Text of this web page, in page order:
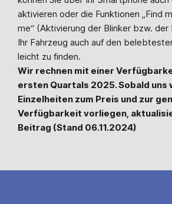
aktivieren oder die Funktionen „Find
me“ (Aktivierung der Blinker bzw. der
Ihr Fahrzeug auch auf den
leicht zu finden.
Wir rechnen mit einer
ersten Quartals 2025. Sobald uns
Einzelheiten zum Preis und zur
Verfügbarkeit vorliegen,
Beitrag (Stand 06.11.2024)